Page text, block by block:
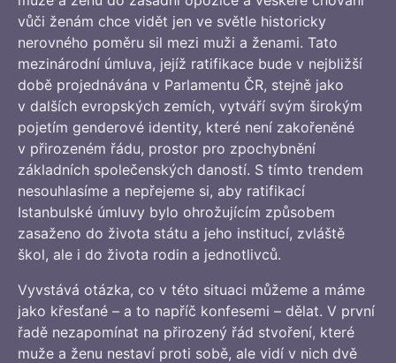
vůči ženám chce vidět jen ve světle historicky
nerovného poměru sil mezi muži a ženami. Tato
mezinárodní úmluva, jejíž ratifikace bude v nejbližší
době projednávána v Parlamentu ČR, stejně jako
v dalších evropských zemích, vytváří svým širokým
pojetím genderové identity, které není zakořeněné
v přirozeném řádu, prostor pro zpochybnění
základních společenských daností. S tímto trendem
nesouhlasíme a nepřejeme si, aby ratifikací
Istanbulské úmluvy bylo ohrožujícím způsobem
zasaženo do života státu a jeho institucí, zvláště
škol, ale i do života rodin a jednotlivců.
Vyvstává otázka, co v této situaci můžeme a máme
jako křesťané – a to napříč konfesemi – dělat. V první
řadě nezapomínat na přirozený řád stvoření, které
muže a ženu nestaví proti sobě, ale vidí v nich dvě